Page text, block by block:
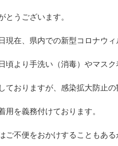
とうございます。
現在、県内での新型コロナウ
頃より手洗い（消毒）やマス
ておりますが、感染拡大防止
用を義務付けております。
ご不便をおかけすることもある